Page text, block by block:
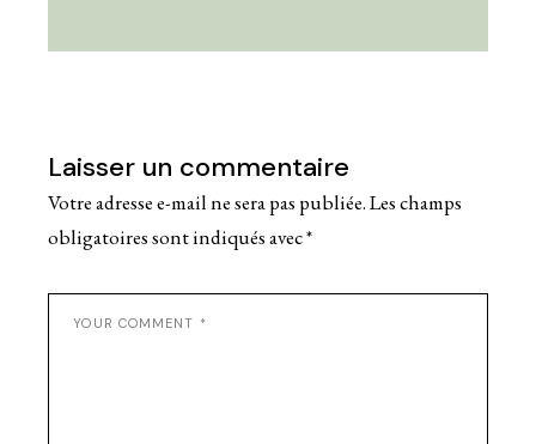
Laisser un commentaire
Votre adresse e-mail ne sera pas publiée.Les champs
obligatoires sont indiqués avec*